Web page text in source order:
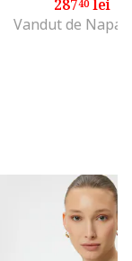
28740lei
Vandut de